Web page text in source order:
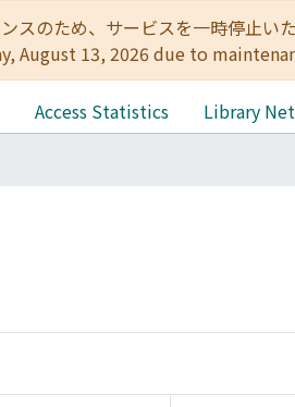
スのため、サービスを一時停止
August 13, 2026 due to
Access Statistics
Library